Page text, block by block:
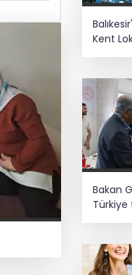
Kent
Bakan
Türkiye
adımdır